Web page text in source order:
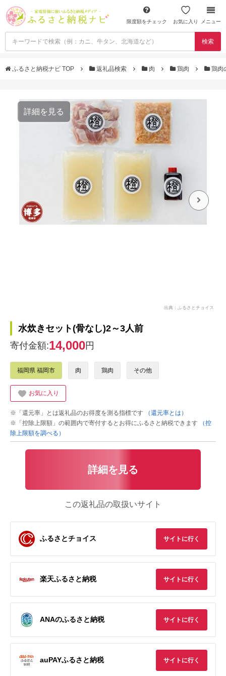
限度額をチェック お気に入り メニュー
検索
ふるさと納税ナビ TOP 返礼品検索 肉 鶏肉 鶏肉
詳細を見る
出典：ふるさとチョイス
水炊きセット(骨なし)2～3人前
寄付金額:14,000円
福岡県 福岡市 肉 鶏肉 その他
お気に入り
※「還元率」とは返礼品のお得度を測る指標です
（還元率とは）
※「控除上限額」の範囲内で寄付するとお得にふるさと納税できます
（控
除上限額を調べる）
詳細を見る
この返礼品の取扱いサイト
ふるさとチョイス サイトに行く
楽天ふるさと納税 サイトに行く
ANAのふるさと納税 サイトに行く
auPAYふるさと納税 サイトに行く